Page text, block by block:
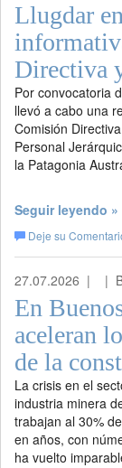
Llugdar
Directiva
Por convocatoria
llevó a cabo una
Comisión
Personal
la Patagonia
Seguir leyendo »
Deje su
27.07.2026 | |
En
aceleran
de la
La crisis en el
industria minera
trabajan al 30%
en años, con
ha vuelto